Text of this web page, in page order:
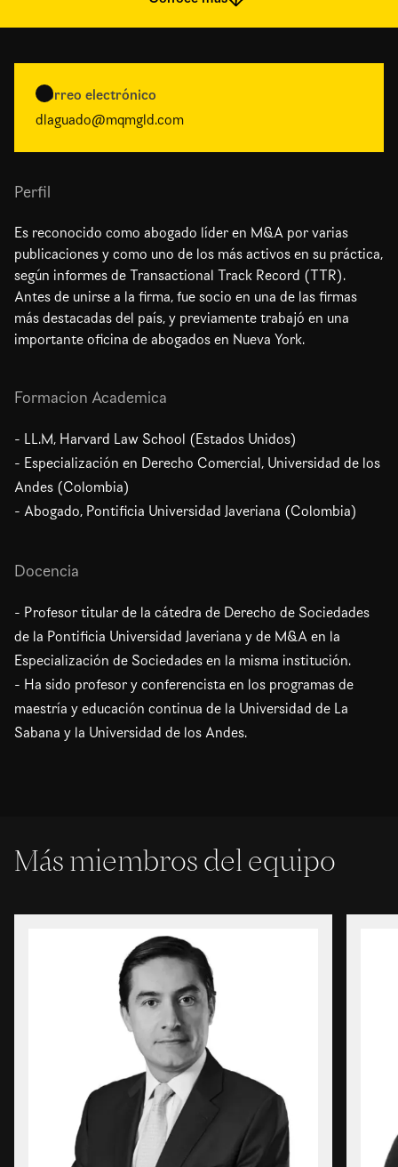
Perfil
Es reconocido como abogado líder en M&A por varias
publicaciones y como uno de los más activos en su práctica,
según informes de Transactional Track Record (TTR).
Antes de unirse a la firma, fue socio en una de las firmas
más destacadas del país, y previamente trabajó en una
importante oficina de abogados en Nueva York.
Formacion Academica
- LL.M, Harvard Law School (Estados Unidos)
- Especialización en Derecho Comercial, Universidad de los
Andes (Colombia)
- Abogado, Pontificia Universidad Javeriana (Colombia)
Docencia
- Profesor titular de la cátedra de Derecho de Sociedades
de la Pontificia Universidad Javeriana y de M&A en la
Especialización de Sociedades en la misma institución.
- Ha sido profesor y conferencista en los programas de
maestría y educación continua de la Universidad de La
Sabana y la Universidad de los Andes.
Correo electrónico
dlaguado@mqmgld.com
Más miembros del equipo